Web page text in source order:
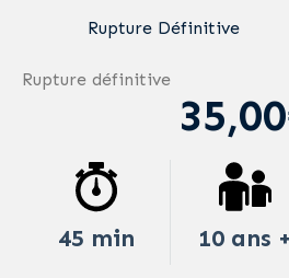
Rupture Définitive
Rupture définitive
45 min 10 ans +